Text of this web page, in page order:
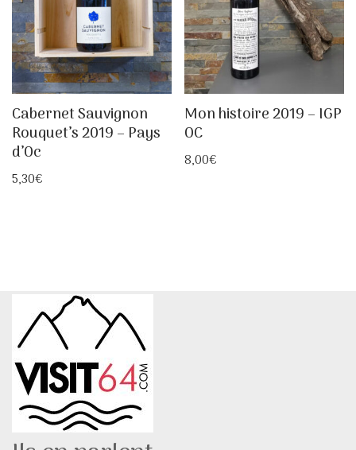
Cabernet Sauvignon
Rouquet’s 2019 – Pays
d’Oc
5,30€
Mon histoire 2019 – IGP
OC
8,00€